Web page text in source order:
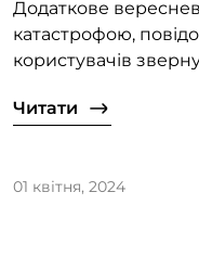
Додаткове
катастрофою,
користувачів
Читати
01 квітня, 2024